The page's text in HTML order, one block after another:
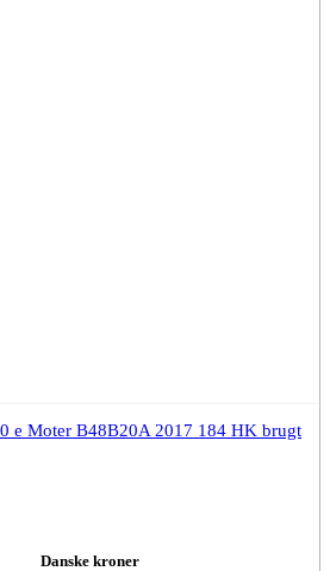
e Moter B48B20A 2017 184 HK brugt
Danske kroner